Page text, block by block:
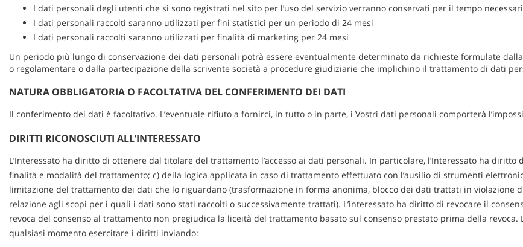
I dati personali degli utenti che si sono registrati nel sito per l’uso del servizio verranno conservati per il tempo
I dati personali raccolti saranno utilizzati per fini statistici per un periodo di 24 mesi
I dati personali raccolti saranno utilizzati per finalità di marketing per 24 mesi
Un periodo più lungo di conservazione dei dati personali potrà essere eventualmente determinato da richieste formulate
o regolamentare o dalla partecipazione della scrivente società a procedure giudiziarie che implichino il trattamento di dati
NATURA OBBLIGATORIA O FACOLTATIVA DEL CONFERIMENTO DEI DATI
Il conferimento dei dati è facoltativo. L’eventuale rifiuto a fornirci, in tutto o in parte, i Vostri dati personali comporterà
DIRITTI RICONOSCIUTI ALL’INTERESSATO
L’Interessato ha diritto di ottenere dal titolare del trattamento l’accesso ai dati personali. In particolare, l’Interessato ha
finalità e modalità del trattamento; c) della logica applicata in caso di trattamento effettuato con l’ausilio di strumenti
limitazione del trattamento dei dati che lo riguardano (trasformazione in forma anonima, blocco dei dati trattati in violazione
relazione agli scopi per i quali i dati sono stati raccolti o successivamente trattati). L’interessato ha diritto di revocare il
revoca del consenso al trattamento non pregiudica la liceità del trattamento basato sul consenso prestato prima della
qualsiasi momento esercitare i diritti inviando: